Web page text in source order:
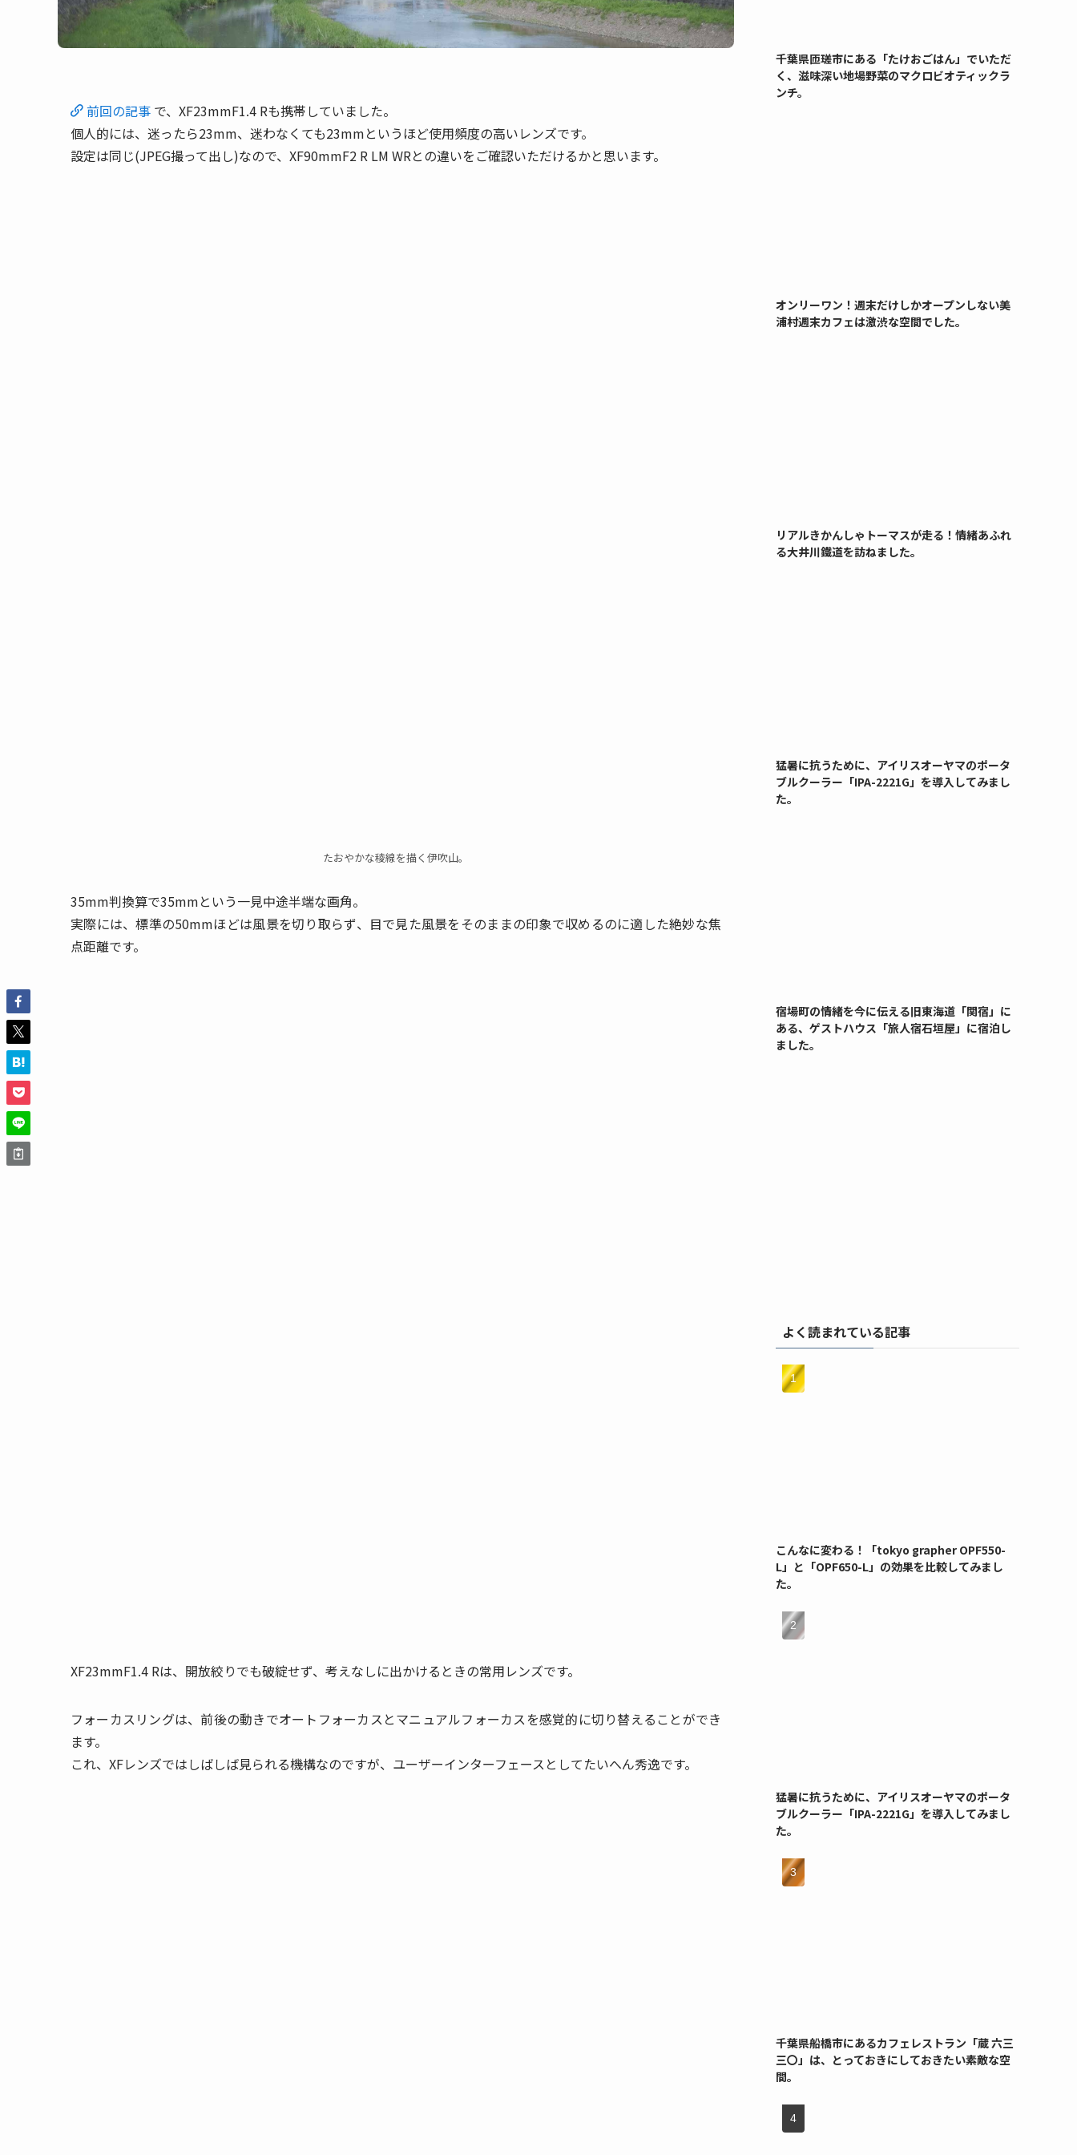
前回の記事 で、XF23mmF1.4 Rも携帯していました。
個人的には、迷ったら23mm、迷わなくても23mmというほど使用頻度の高いレンズです。
設定は同じ(JPEG撮って出し)なので、XF90mmF2 R LM WRとの違いをご確認いただけるかと思います。
たおやかな稜線を描く伊吹山。
35mm判換算で35mmという一見中途半端な画角。
実際には、標準の50mmほどは風景を切り取らず、目で見た風景をそのままの印象で収めるのに適した絶妙な焦
点距離です。
XF23mmF1.4 Rは、開放絞りでも破綻せず、考えなしに出かけるときの常用レンズです。
フォーカスリングは、前後の動きでオートフォーカスとマニュアルフォーカスを感覚的に切り替えることができ
ます。
これ、XFレンズではしばしば見られる機構なのですが、ユーザーインターフェースとしてたいへん秀逸です。
千葉県匝瑳市にある「たけおごはん」でいただ
く、滋味深い地場野菜のマクロビオティックラ
ンチ。
オンリーワン！週末だけしかオープンしない美
浦村週末カフェは激渋な空間でした。
リアルきかんしゃトーマスが走る！情緒あふれ
る大井川鐵道を訪ねました。
猛暑に抗うために、アイリスオーヤマのポータ
ブルクーラー「IPA-2221G」を導入してみまし
た。
宿場町の情緒を今に伝える旧東海道「関宿」に
ある、ゲストハウス「旅人宿石垣屋」に宿泊し
ました。
よく読まれている記事
こんなに変わる！「tokyo grapher OPF550-
L」と「OPF650-L」の効果を比較してみまし
た。
猛暑に抗うために、アイリスオーヤマのポータ
ブルクーラー「IPA-2221G」を導入してみまし
た。
千葉県船橋市にあるカフェレストラン「蔵 六三
三〇」は、とっておきにしておきたい素敵な空
間。